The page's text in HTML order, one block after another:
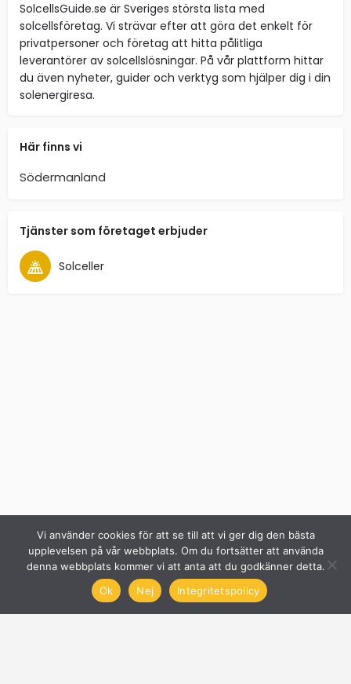
SolcellsGuide.se är Sveriges största lista med
solcellsföretag. Vi strävar efter att göra det enkelt för
privatpersoner och företag att hitta pålitliga
leverantörer av solcellslösningar. På vår plattform hittar
du även nyheter, guider och verktyg som hjälper dig i din
solenergiresa.
Här finns vi
Södermanland
Tjänster som företaget erbjuder
Solceller
Vi använder cookies för att se till att vi ger dig den bästa
upplevelsen på vår webbplats. Om du fortsätter att använda
denna webbplats kommer vi att anta att du godkänner detta.
Ok
Nej Integritetspolicy